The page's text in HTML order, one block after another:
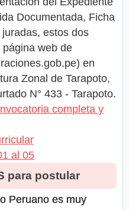
Documentada, Ficha
estos dos
web de
en
Zonal de Tarapoto,
N° 433 - Tarapoto.
completa y
al 05
para postular
Peruano es muy